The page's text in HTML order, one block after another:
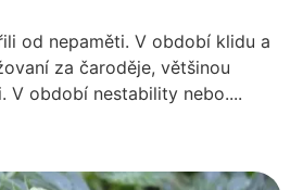
od nepaměti. V období klidu a
za čaroděje, většinou
V období nestability nebo....